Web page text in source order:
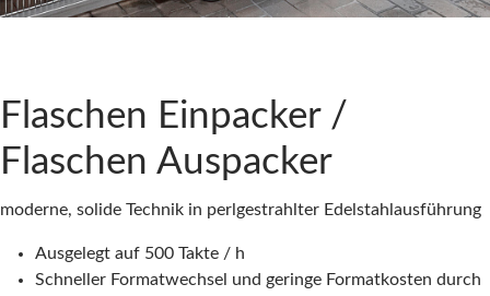
Flaschen Einpacker /
Flaschen Auspacker
moderne, solide Technik in perlgestrahlter Edelstahlausführung
Ausgelegt auf 500 Takte / h
Schneller Formatwechsel und geringe Formatkosten durch